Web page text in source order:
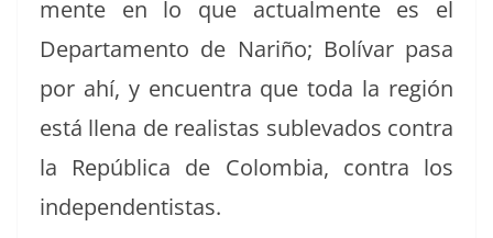
mente en lo que actual­mente es el
Depar­ta­men­to de Nar­iño; Bolí­var pasa
por ahí, y encuen­tra que toda la región
está llena de real­is­tas sub­l­e­va­dos con­tra
la Repúbli­ca de Colom­bia, con­tra los
independentistas.